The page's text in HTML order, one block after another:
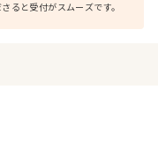
ると受付がスムーズです。